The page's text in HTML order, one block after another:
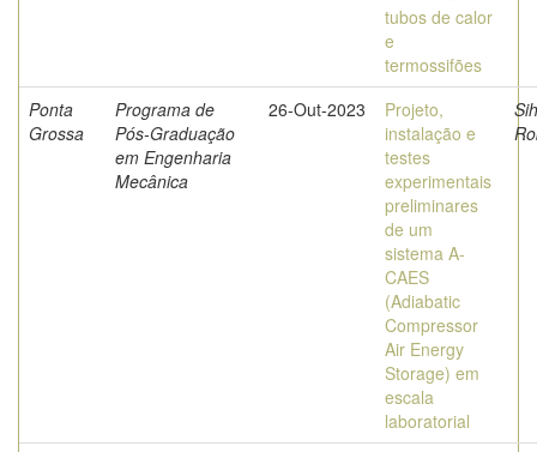
tubos de calor
e
termossifões
Ponta
Grossa
Programa de
Pós-Graduação
em Engenharia
Mecânica
26-Out-2023
Projeto,
instalação e
testes
experimentais
preliminares
de um
sistema A-
CAES
(Adiabatic
Compressor
Air Energy
Storage) em
escala
laboratorial